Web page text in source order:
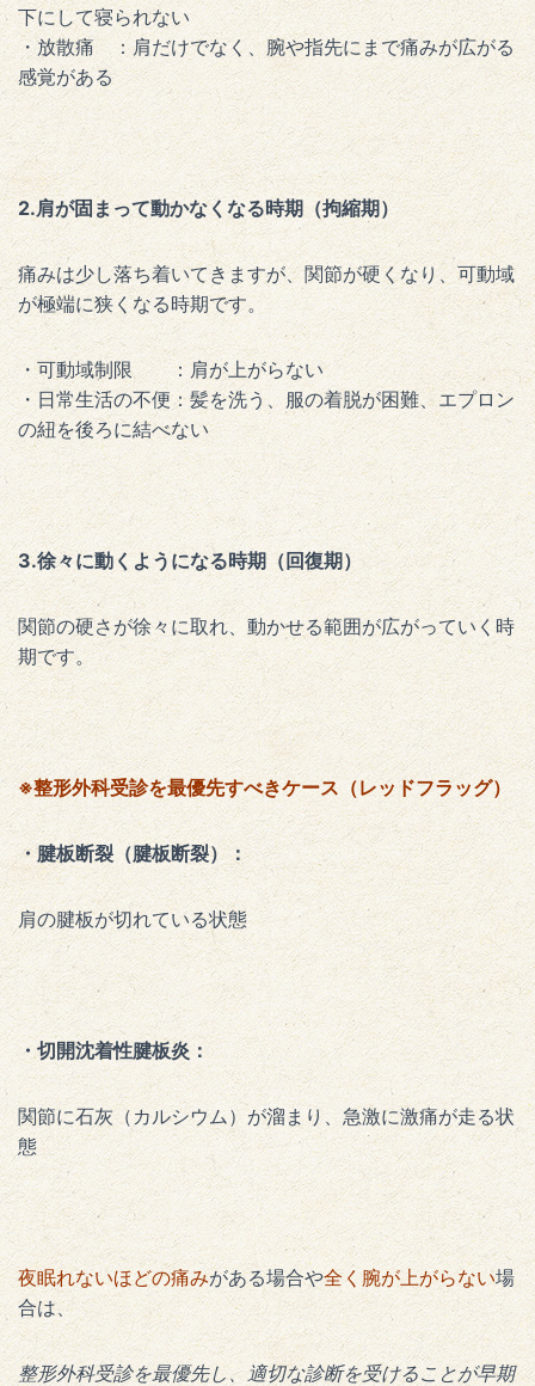
下にして寝られない
・放散痛 ：肩だけでなく、腕や指先にまで痛みが広がる
感覚がある
2.肩が固まって動かなくなる時期（拘縮期）
痛みは少し落ち着いてきますが、関節が硬くなり、可動域
が極端に狭くなる時期です。
・可動域制限 ：肩が上がらない
・日常生活の不便：髪を洗う、服の着脱が困難、エプロン
の紐を後ろに結べない
3.徐々に動くようになる時期（回復期）
関節の硬さが徐々に取れ、動かせる範囲が広がっていく時
期です。
※整形外科受診を最優先すべきケース（レッドフラッグ）
・腱板断裂（腱板断裂）：
肩の腱板が切れている状態
・切開沈着性腱板炎：
関節に石灰（カルシウム）が溜まり、急激に激痛が走る状
態
夜眠れないほどの痛みがある場合や全く腕が上がらない場
合は、
整形外科受診を最優先し、適切な診断を受けることが早期